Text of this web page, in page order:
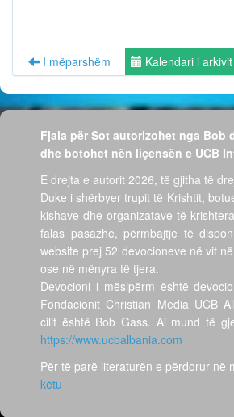
I mëparshëm Kalendari i arkivit
Fjala për Sot autorizohet nga Bob
dhe botohet nën liçensën e UCB
E drejta e autorit 2026, të gjitha të
Duke i shërbyer trupit të Krishtit,
kishave dhe organizatave të
falas pasazhe, përmbajtje të
website prej 52 devocioneve në vit
ose në mënyra të tjera.
Devocioni i mësipërm është
Fondacionit Christian Media UCB
cilit është Bob Gass. Ai mund të
https://www.ucbalbania.com
Për të parë literaturën e përdorur në
këtu